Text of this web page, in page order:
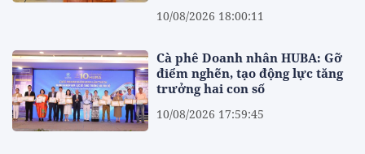
10/08/2026 18:00:11
Cà phê Doanh nhân HUBA: Gỡ
điểm nghẽn, tạo động lực tăng
trưởng hai con số
10/08/2026 17:59:45